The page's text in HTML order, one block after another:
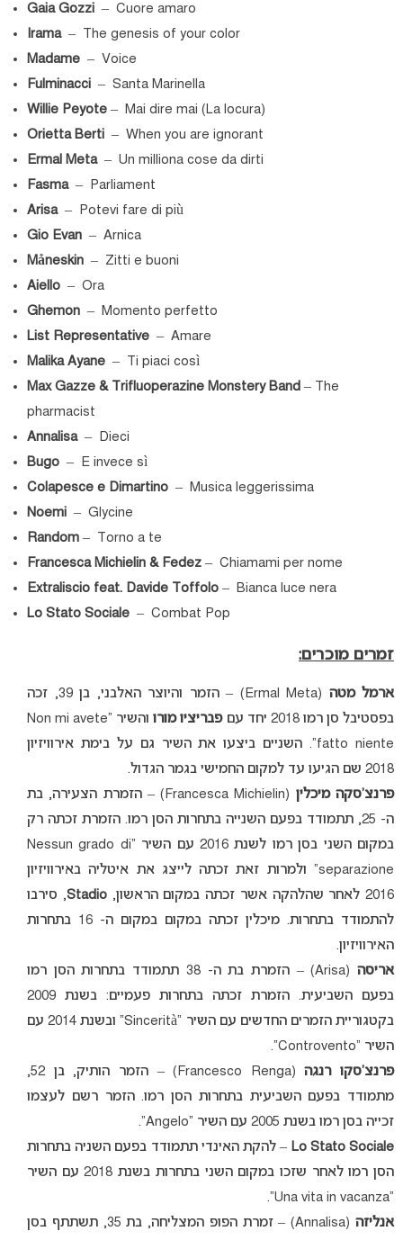
Gaia Gozzi – Cuore amaro
Irama – The genesis of your color
Madame – Voice
Fulminacci – Santa Marinella
Willie Peyote – Mai dire mai (La locura)
Orietta Berti – When you are ignorant
Ermal Meta– Un milliona cose da dirti
Fasma – Parliament
Arisa – Potevi fare di più
Gio Evan – Arnica
Måneskin – Zitti e buoni
Aiello – Ora
Ghemon – Momento perfetto
List Representative – Amare
Malika Ayane – Ti piaci così
Max Gazze & Trifluoperazine Monstery Band – The
pharmacist
Annalisa – Dieci
Bugo – E invece sì
Colapesce e Dimartino – Musica leggerissima
Noemi – Glycine
Random – Torno a te
Francesca Michielin & Fedez – Chiamami per nome
Extraliscio feat. Davide Toffolo – Bianca luce nera
Lo Stato Sociale – Combat Pop
זמרים מוכרים:
ארמל מטה
(Ermal Meta) – הזמר והיוצר האלבני, בן 39, זכה
בפסטיבל סן רמו 2018 יחד עם
פבריציו מורו
והשיר “Non mi avete
fatto niente”. השניים ביצעו את השיר גם על בימת אירוויזיון
2018 שם הגיעו עד למקום החמישי בגמר הגדול.
פרנצ’סקה מיכלין
(Francesca Michielin) – הזמרת הצעירה, בת
ה- 25, תתמודד בפעם השנייה בתחרות הסן רמו. הזמרת זכתה רק
במקום השני בסן רמו לשנת 2016 עם השיר “Nessun grado di
separazione” ולמרות זאת זכתה לייצג את איטליה באירוויזיון
2016 לאחר שהלהקה אשר זכתה במקום הראשון,
Stadio, סירבו
להתמודד בתחרות. מיכלין זכתה במקום במקום ה- 16 בתחרות
האירוויזיון.
אריסה
(Arisa) – הזמרת בת ה- 38 תתמודד בתחרות הסן רמו
בפעם השביעית. הזמרת זכתה בתחרות פעמיים: בשנת 2009
בקטגוריית הזמרים החדשים עם השיר “Sincerità” ובשנת 2014 עם
השיר “Controvento”.
פרנצ’סקו רנגה
(Francesco Renga) – הזמר הותיק, בן 52,
מתמודד בפעם השביעית בתחרות הסן רמו. הזמר רשם לעצמו
זכייה בסן רמו בשנת 2005 עם השיר “Angelo”.
Lo Stato Sociale – להקת האינדי תתמודד בפעם השניה בתחרות
הסן רמו לאחר שזכו במקום השני בתחרות בשנת 2018 עם השיר
“Una vita in vacanza”.
אנליזה
(Annalisa) – זמרת הפופ המצליחה, בת 35, תשתתף בסן